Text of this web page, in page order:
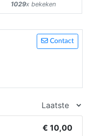
1029x bekeken
Contact
€ 10,00